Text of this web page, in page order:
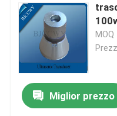
MOQ
Miglior prezzo